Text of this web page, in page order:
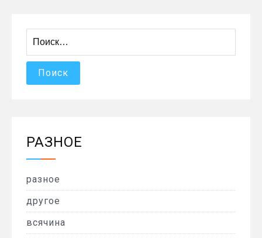
РАЗНОЕ
разное
другое
всячина